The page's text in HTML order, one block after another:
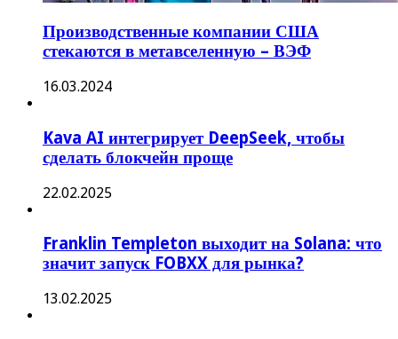
Производственные компании США
стекаются в метавселенную – ВЭФ
16.03.2024
Kava AI интегрирует DeepSeek, чтобы
сделать блокчейн проще
22.02.2025
Franklin Templeton выходит на Solana: что
значит запуск FOBXX для рынка?
13.02.2025